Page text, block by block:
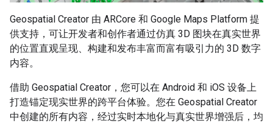
Geospatial Creator 由 ARCore 和 Google Maps Platform 提
供支持，可让开发者和创作者通过仿真 3D 图块在真实世界
的位置直观呈现、构建和发布丰富而富有吸引力的 3D 数字
内容。
借助 Geospatial Creator，您可以在 Android 和 iOS 设备上
打造锚定现实世界的跨平台体验。您在 Geospatial Creator
中创建的所有内容，经过实时本地化与真实世界增强后，均